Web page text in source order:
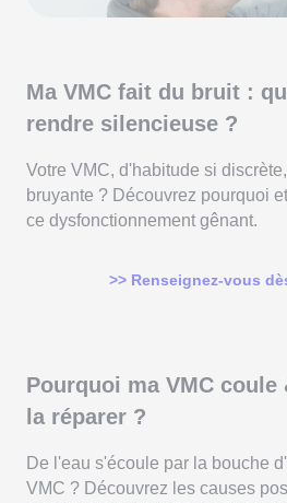
Ma VMC fait du bruit :
rendre silencieuse ?
Votre VMC, d'habitude si
bruyante ? Découvrez pourquoi
ce dysfonctionnement gênant.
>> Renseignez-vous
Pourquoi ma VMC
la réparer ?
De l'eau s'écoule par la bouche
VMC ? Découvrez les causes